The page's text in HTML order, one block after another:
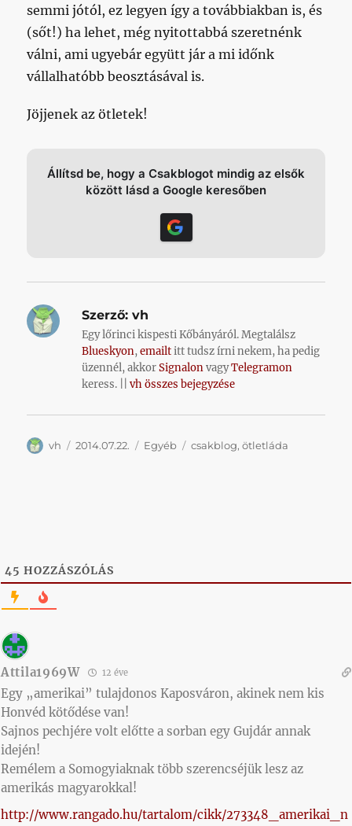
semmi jótól, ez legyen így a továbbiakban is, és
(sőt!) ha lehet, még nyitottabbá szeretnénk
válni, ami ugyebár együtt jár a mi időnk
vállalhatóbb beosztásával is.
Jöjjenek az ötletek!
Állítsd be, hogy a Csakblogot mindig az elsők
között lásd a Google keresőben
Szerző: vh
Egy lőrinci kispesti Kőbányáról. Megtalálsz
Blueskyon,emailtitt tudsz írni nekem, ha pedig
üzennél, akkorSignalonvagyTelegramon
keress. ||vh összes bejegyzése
Szerző
vh Közzétéve
2014.07.22. Kategória
Egyéb Címke
csakblog,ötletláda
45 HOZZÁSZÓLÁS
Attila1969W 12 éve
Egy „amerikai” tulajdonos Kaposváron, akinek nem kis
Honvéd kötődése van!
Sajnos pechjére volt előtte a sorban egy Gujdár annak
idején!
Remélem a Somogyiaknak több szerencséjük lesz az
amerikás magyarokkal!
http://www.rangado.hu/tartalom/cikk/273348_amerikai_n